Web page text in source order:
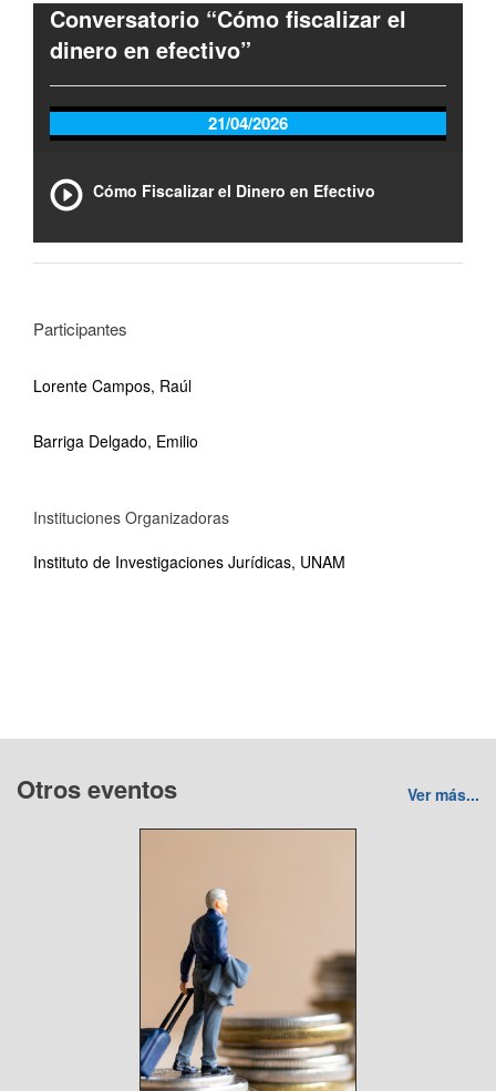
Conversatorio “Cómo fiscalizar el
dinero en efectivo”
21/04/2026
Cómo Fiscalizar el Dinero en Efectivo
Participantes
Lorente Campos, Raúl
Barriga Delgado, Emilio
Instituciones Organizadoras
Instituto de Investigaciones Jurídicas, UNAM
Otros eventos Ver más...